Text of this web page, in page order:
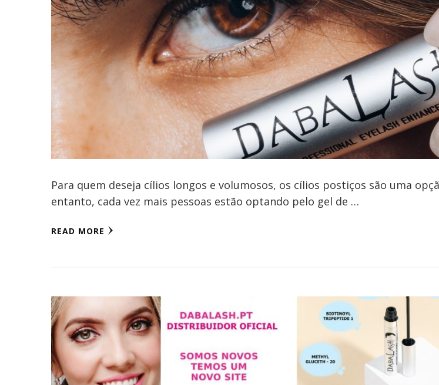
Para quem deseja cílios longos e volumosos, os cílios postiços são uma
entanto, cada vez mais pessoas estão optando pelo gel de …
READ MORE